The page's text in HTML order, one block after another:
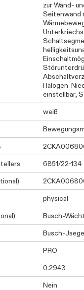
zur Wand-
Seitenwand
Halogen-
einstellbar,
weiß
6851/22-134
physical
Busch-
Busch-
PRO
0.2943
Nein